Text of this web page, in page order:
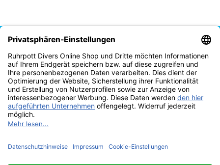
Vertrag widerrufen